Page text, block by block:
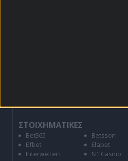
ΣΤΟΙΧΗΜΑΤΙΚΕΣ
Bet365 Betsson
Efbet
Elabet
Interwetten
N1 Casino